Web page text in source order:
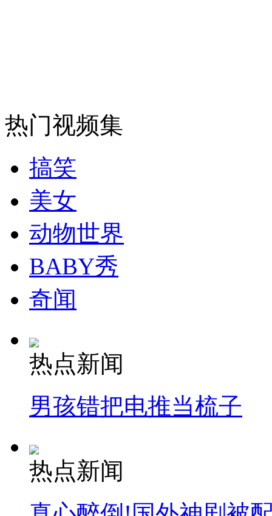
热门视频集
搞笑
美女
动物世界
BABY秀
奇闻
热点新闻
男孩错把电推当梳子
热点新闻